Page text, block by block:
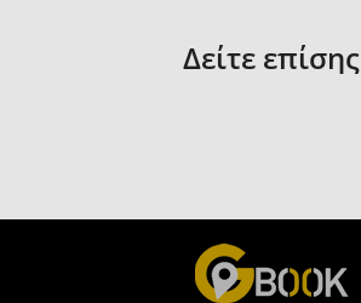
Δείτε επίσης